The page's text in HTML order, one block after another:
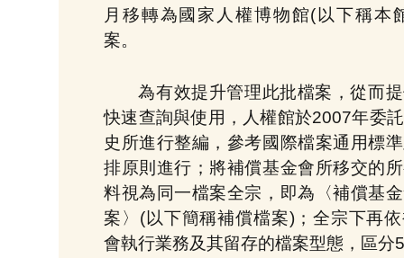
月移轉為國家人權博物館(以下稱本
案。
為有效提升管理此批檔案，從而
快速查詢與使用，人權館於2007年委
史所進行整編，參考國際檔案通用標
排原則進行；將補償基金會所移交的
料視為同一檔案全宗，即為〈補償基
案〉(以下簡稱補償檔案)；全宗下再
會執行業務及其留存的檔案型態，區分